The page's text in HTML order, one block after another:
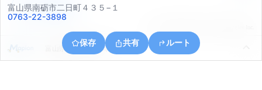
富山県南砺市二日町４３５−１
0763-22-3898
保存 共有 ルート
富山県南砺市上川崎
アプリで見る